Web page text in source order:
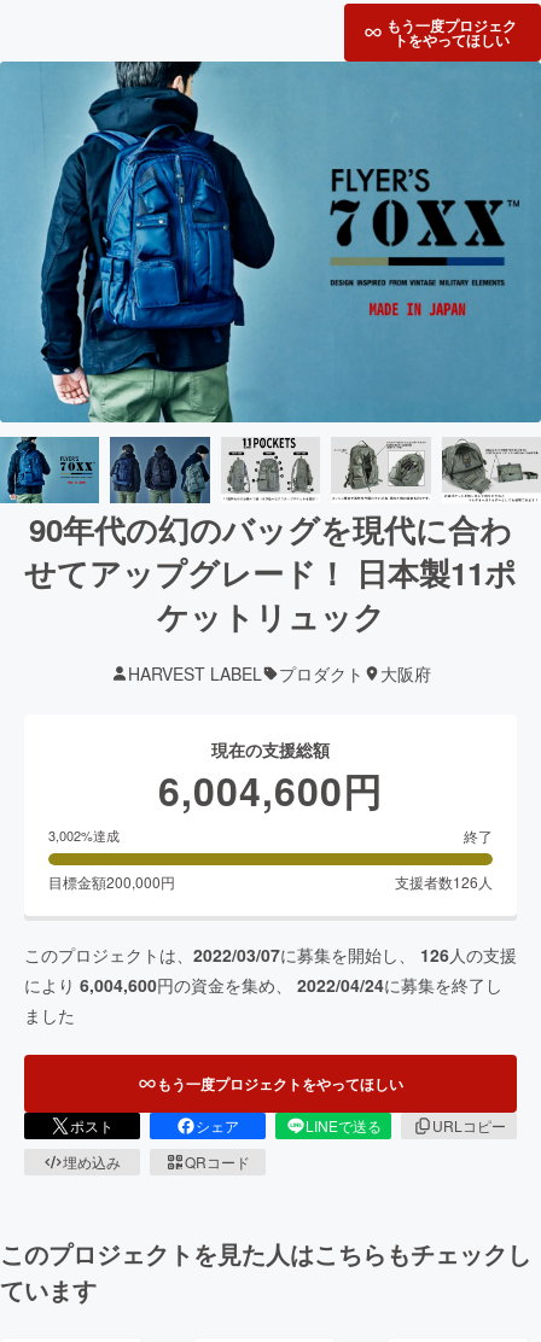
もう一度プロジェク
トをやってほしい
90年代の幻のバッグを現代に合わ
せてアップグレード！ 日本製11ポ
ケットリュック
HARVEST LABEL プロダクト 大阪府
現在の支援総額
6,004,600円
3,002%達成 終了
目標金額200,000円 支援者数126 人
このプロジェクトは、 2022/03/07に募集を開始し、 126人の支援
により 6,004,600円の資金を集め、 2022/04/24に募集を終了し
ました
もう一度プロジェクトをやってほしい
ポスト シェア LINEで送る
URLコピー
埋め込み
QRコード
このプロジェクトを見た人はこちらもチェックし
ています